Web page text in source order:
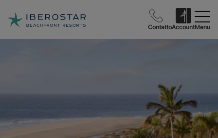
ContattoAccountMenu